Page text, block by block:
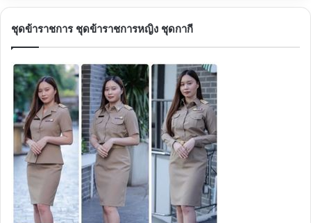
รั
ชุดข้าราชการ ชุดข้าราชการหญิง ชุดกากี